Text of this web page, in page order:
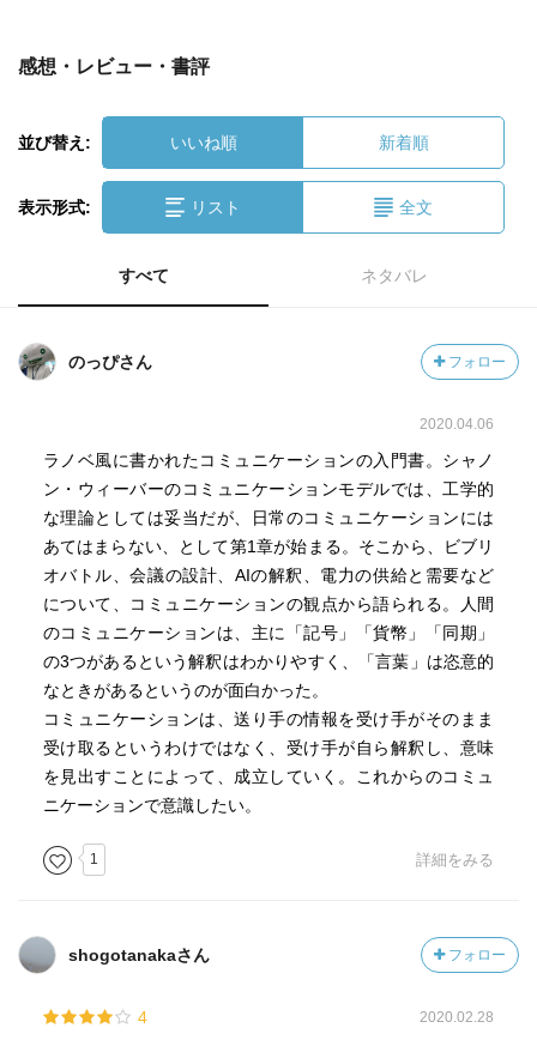
感想・レビュー・書評
並び替え: いいね順 新着順
表示形式: リスト 全文
すべて ネタバレ
のっぴさん フォロー
2020.04.06
ラノベ風に書かれたコミュニケーションの入門書。シャノ
ン・ウィーバーのコミュニケーションモデルでは、工学的
な理論としては妥当だが、日常のコミュニケーションには
あてはまらない、として第1章が始まる。そこから、ビブリ
オバトル、会議の設計、AIの解釈、電力の供給と需要など
について、コミュニケーションの観点から語られる。人間
のコミュニケーションは、主に「記号」「貨幣」「同期」
の3つがあるという解釈はわかりやすく、「言葉」は恣意的
なときがあるというのが面白かった。
コミュニケーションは、送り手の情報を受け手がそのまま
受け取るというわけではなく、受け手が自ら解釈し、意味
を見出すことによって、成立していく。これからのコミュ
ニケーションで意識したい。
1 詳細をみる
shogotanakaさん フォロー
4 2020.02.28